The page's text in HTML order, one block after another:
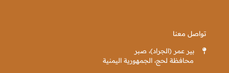
تواصل معنا
بير عمر (الجراد)، صبر
محافظة لحج، الجمهورية اليمنية